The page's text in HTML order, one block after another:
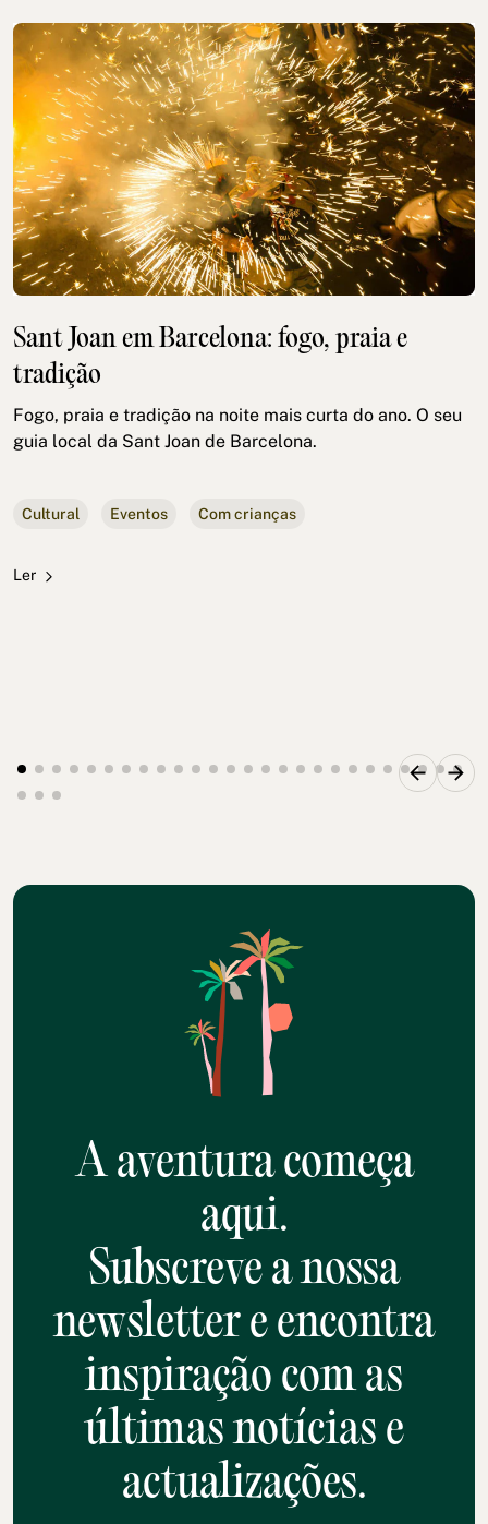
Sant Joan em Barcelona: fogo, praia e
tradição
Fogo, praia e tradição na noite mais curta do ano. O seu
guia local da Sant Joan de Barcelona.
Cultural Eventos Com crianças
Ler
A aventura começa
aqui.
Subscreve a nossa
newsletter e encontra
inspiração com as
últimas notícias e
actualizações.